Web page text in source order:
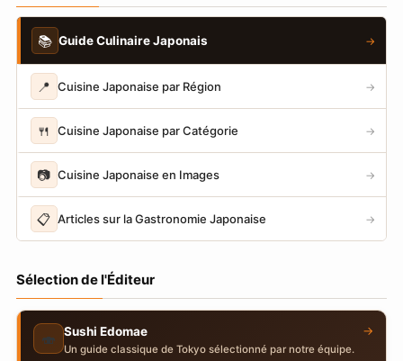
📚 Guide Culinaire Japonais →
📍 Cuisine Japonaise par Région →
🍴 Cuisine Japonaise par Catégorie →
📷 Cuisine Japonaise en Images →
📋 Articles sur la Gastronomie Japonaise →
Sélection de l'Éditeur
🍣 Sushi Edomae
Un guide classique de Tokyo sélectionné par notre équipe.
→